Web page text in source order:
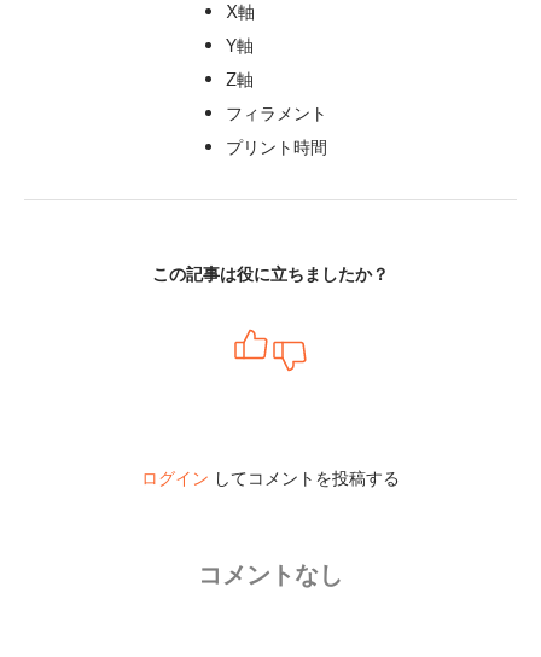
X軸
Y軸
Z軸
フィラメント
プリント時間
この記事は役に立ちましたか？
ログイン してコメントを投稿する
コメントなし